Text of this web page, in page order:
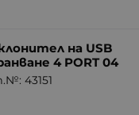
на USB
4 PORT 04
43151